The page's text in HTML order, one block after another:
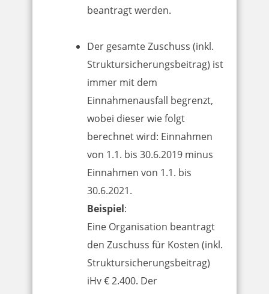
beantragt werden.
Der gesamte Zuschuss (inkl.
Struktursicherungsbeitrag) ist
immer mit dem
Einnahmenausfall begrenzt,
wobei dieser wie folgt
berechnet wird: Einnahmen
von 1.1. bis 30.6.2019 minus
Einnahmen von 1.1. bis
30.6.2021.
Beispiel:
Eine Organisation beantragt
den Zuschuss für Kosten (inkl.
Struktursicherungsbeitrag)
iHv € 2.400. Der